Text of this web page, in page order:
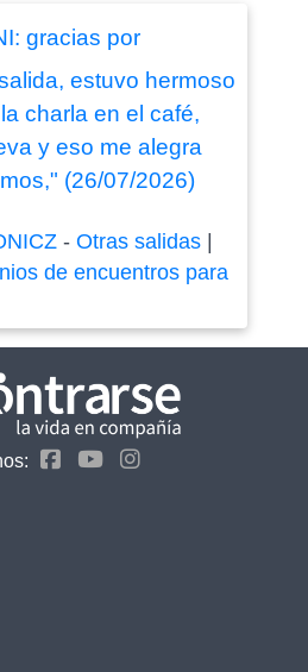
gracias por
estuvo hermoso
charla en el café,
y eso me alegra
(26/07/2026)
- Otras salidas|
de encuentros para